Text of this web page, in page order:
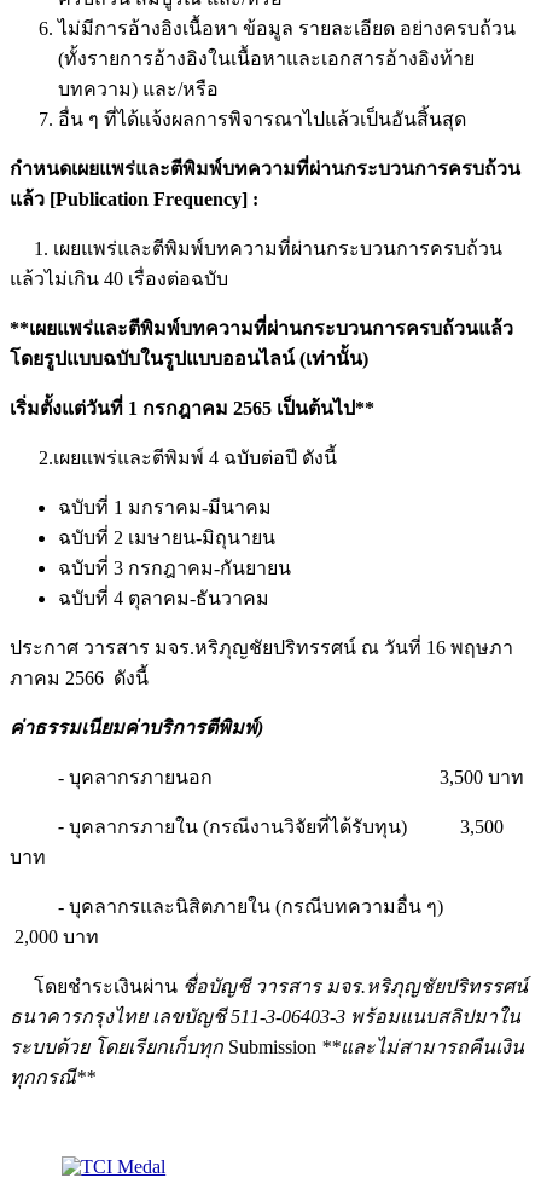
ไม่มีการอ้างอิงเนื้อหา ข้อมูล รายละเอียด อย่างครบถ้วน
(ทั้งรายการอ้างอิงในเนื้อหาและเอกสารอ้างอิงท้าย
บทความ) และ/หรือ
อื่น ๆ ที่ได้แจ้งผลการพิจารณาไปแล้วเป็นอันสิ้นสุด
กำหนดเผยแพร่และตีพิมพ์บทความที่ผ่านกระบวนการครบถ้วน
แล้ว [Publication Frequency] :
1. เผยแพร่และตีพิมพ์บทความที่ผ่านกระบวนการครบถ้วน
แล้วไม่เกิน 40 เรื่องต่อฉบับ
**เผยแพร่และตีพิมพ์บทความที่ผ่านกระบวนการครบถ้วนแล้ว
โดยรูปแบบฉบับในรูปแบบออนไลน์ (เท่านั้น)
เริ่มตั้งแต่วันที่ 1 กรกฎาคม 2565 เป็นต้นไป**
2.เผยแพร่และตีพิมพ์ 4 ฉบับต่อปี ดังนี้
ฉบับที่ 1 มกราคม-มีนาคม
ฉบับที่ 2 เมษายน-มิถุนายน
ฉบับที่ 3 กรกฎาคม-กันยายน
ฉบับที่ 4 ตุลาคม-ธันวาคม
ประกาศ วารสาร มจร.หริภุญชัยปริทรรศน์ ณ วันที่ 16 พฤษภา
ภาคม 2566 ดังนี้
ค่าธรรมเนียมค่าบริการตีพิมพ์)
- บุคลากรภายนอก 3,500 บาท
- บุคลากรภายใน (กรณีงานวิจัยที่ได้รับทุน) 3,500
บาท
- บุคลากรและนิสิตภายใน (กรณีบทความอื่น ๆ)
2,000 บาท
โดยชำระเงินผ่าน ชื่อบัญชี วารสาร มจร.หริภุญชัยปริทรรศน์
ธนาคารกรุงไทย เลขบัญชี 511-3-06403-3 พร้อมแนบสลิปมาใน
ระบบด้วย โดยเรียกเก็บทุก Submission **และไม่สามารถคืนเงิน
ทุกกรณี**